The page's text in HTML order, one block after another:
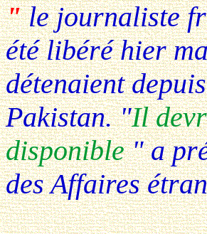
"le journaliste
été libéré hier
détenaient
Pakistan. "Il
disponible" a
des Affaires